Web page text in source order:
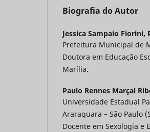
Biografia do Autor
Jessica Sampaio Fiorini,
Prefeitura Municipal de
Doutora em Educação
Marília.
Paulo Rennes Marçal
Universidade Estadual
Araraquara – São Paulo
Docente em Sexologia e